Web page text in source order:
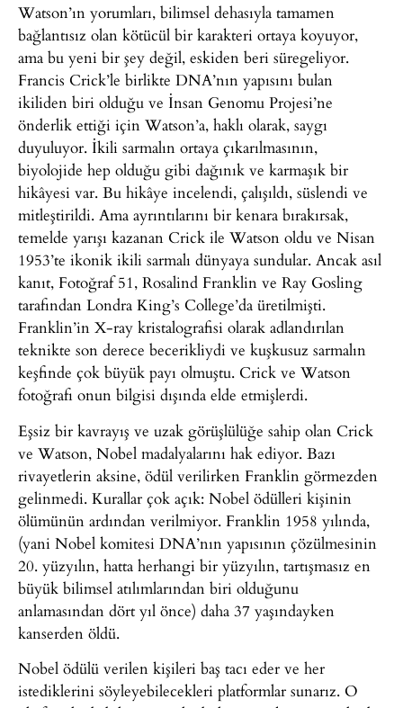
Watson’ın yorumları, bilimsel dehasıyla tamamen
bağlantısız olan kötücül bir karakteri ortaya koyuyor,
ama bu yeni bir şey değil, eskiden beri süregeliyor.
Francis Crick’le birlikte DNA’nın yapısını bulan
ikiliden biri olduğu ve İnsan Genomu Projesi’ne
önderlik ettiği için Watson’a, haklı olarak, saygı
duyuluyor. İkili sarmalın ortaya çıkarılmasının,
biyolojide hep olduğu gibi dağınık ve karmaşık bir
hikâyesi var. Bu hikâye incelendi, çalışıldı, süslendi ve
mitleştirildi. Ama ayrıntılarını bir kenara bırakırsak,
temelde yarışı kazanan Crick ile Watson oldu ve Nisan
1953’te ikonik ikili sarmalı dünyaya sundular. Ancak asıl
kanıt, Fotoğraf 51, Rosalind Franklin ve Ray Gosling
tarafından Londra King’s College’da üretilmişti.
Franklin’in X-ray kristalografisi olarak adlandırılan
teknikte son derece becerikliydi ve kuşkusuz sarmalın
keşfinde çok büyük payı olmuştu. Crick ve Watson
fotoğrafı onun bilgisi dışında elde etmişlerdi.
Eşsiz bir kavrayış ve uzak görüşlülüğe sahip olan Crick
ve Watson, Nobel madalyalarını hak ediyor. Bazı
rivayetlerin aksine, ödül verilirken Franklin görmezden
gelinmedi. Kurallar çok açık: Nobel ödülleri kişinin
ölümünün ardından verilmiyor. Franklin 1958 yılında,
(yani Nobel komitesi DNA’nın yapısının çözülmesinin
20. yüzyılın, hatta herhangi bir yüzyılın, tartışmasız en
büyük bilimsel atılımlarından biri olduğunu
anlamasından dört yıl önce) daha 37 yaşındayken
kanserden öldü.
Nobel ödülü verilen kişileri baş tacı eder ve her
istediklerini söyleyebilecekleri platformlar sunarız. O